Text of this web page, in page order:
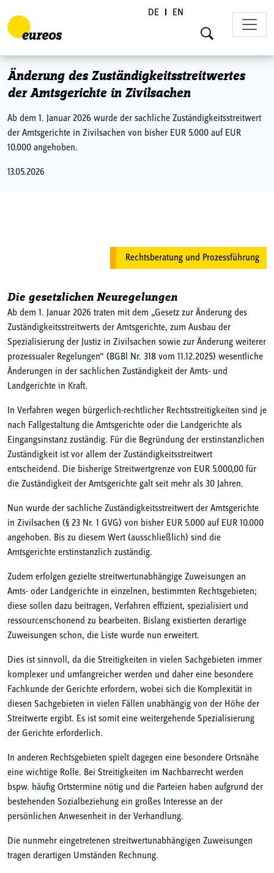
Skip to content
DE EN
Änderung des Zuständigkeitsstreitwertes
der Amtsgerichte in Zivilsachen
Ab dem 1. Januar 2026 wurde der sachliche Zuständigkeitsstreitwert
der Amtsgerichte in Zivilsachen von bisher EUR 5.000 auf EUR
10.000 angehoben.
13.05.2026
Rechtsberatung und Prozessführung
Die gesetzlichen Neuregelungen
Ab dem 1. Januar 2026 traten mit dem „Gesetz zur Änderung des
Zuständigkeitsstreitwerts der Amtsgerichte, zum Ausbau der
Spezialisierung der Justiz in Zivilsachen sowie zur Änderung weiterer
prozessualer Regelungen“ (BGBl Nr. 318 vom 11.12.2025) wesentliche
Änderungen in der sachlichen Zuständigkeit der Amts- und
Landgerichte in Kraft.
In Verfahren wegen bürgerlich-rechtlicher Rechtsstreitigkeiten sind je
nach Fallgestaltung die Amtsgerichte oder die Landgerichte als
Eingangsinstanz zuständig. Für die Begründung der erstinstanzlichen
Zuständigkeit ist vor allem der Zuständigkeitsstreitwert
entscheidend. Die bisherige Streitwertgrenze von EUR 5.000,00 für
die Zuständigkeit der Amtsgerichte galt seit mehr als 30 Jahren.
Nun wurde der sachliche Zuständigkeitsstreitwert der Amtsgerichte
in Zivilsachen (§ 23 Nr. 1 GVG) von bisher EUR 5.000 auf EUR 10.000
angehoben. Bis zu diesem Wert (ausschließlich) sind die
Amtsgerichte erstinstanzlich zuständig.
Zudem erfolgen gezielte streitwertunabhängige Zuweisungen an
Amts- oder Landgerichte in einzelnen, bestimmten Rechtsgebieten;
diese sollen dazu beitragen, Verfahren effizient, spezialisiert und
ressourcenschonend zu bearbeiten. Bislang existierten derartige
Zuweisungen schon, die Liste wurde nun erweitert.
Dies ist sinnvoll, da die Streitigkeiten in vielen Sachgebieten immer
komplexer und umfangreicher werden und daher eine besondere
Fachkunde der Gerichte erfordern, wobei sich die Komplexität in
diesen Sachgebieten in vielen Fällen unabhängig von der Höhe der
Streitwerte ergibt. Es ist somit eine weitergehende Spezialisierung
der Gerichte erforderlich.
In anderen Rechtsgebieten spielt dagegen eine besondere Ortsnähe
eine wichtige Rolle. Bei Streitigkeiten im Nachbarrecht werden
bspw. häufig Ortstermine nötig und die Parteien haben aufgrund der
bestehenden Sozialbeziehung ein großes Interesse an der
persönlichen Anwesenheit in der Verhandlung.
Die nunmehr eingetretenen streitwertunabhängigen Zuweisungen
tragen derartigen Umständen Rechnung.